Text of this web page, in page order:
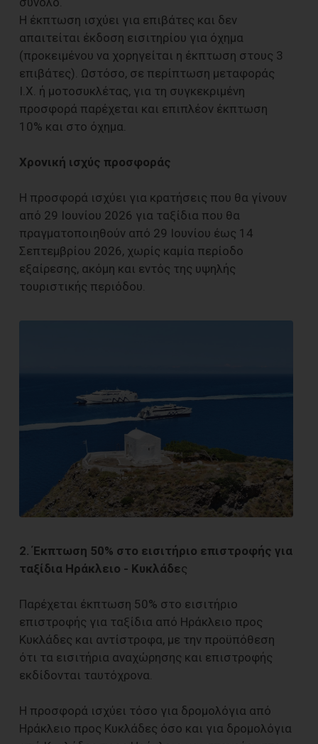
Η έκπτωση ισχύει για επιβάτες και δεν
απαιτείται έκδοση εισιτηρίου για όχημα
(προκειμένου να χορηγείται η έκπτωση στους 3
επιβάτες). Ωστόσο, σε περίπτωση μεταφοράς
Ι.Χ. ή μοτοσυκλέτας, για τη συγκεκριμένη
προσφορά παρέχεται και επιπλέον έκπτωση
10% και στο όχημα.
Χρονική ισχύς προσφοράς
Η προσφορά ισχύει για κρατήσεις που θα γίνουν
από 29 Ιουνίου 2026 για ταξίδια που θα
πραγματοποιηθούν από 29 Ιουνίου έως 14
Σεπτεμβρίου 2026, χωρίς καμία περίοδο
εξαίρεσης, ακόμη και εντός της υψηλής
τουριστικής περιόδου.
2. Έκπτωση 50% στο εισιτήριο επιστροφής για
ταξίδια Ηράκλειο - Κυκλάδες
Παρέχεται έκπτωση 50% στο εισιτήριο
επιστροφής για ταξίδια από Ηράκλειο προς
Κυκλάδες και αντίστροφα, με την προϋπόθεση
ότι τα εισιτήρια αναχώρησης και επιστροφής
εκδίδονται ταυτόχρονα.
Η προσφορά ισχύει τόσο για δρομολόγια από
Ηράκλειο προς Κυκλάδες όσο και για δρομολόγια